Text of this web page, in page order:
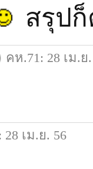
สรุปก็
คห.71: 28 เม.ย
เม.ย. 56